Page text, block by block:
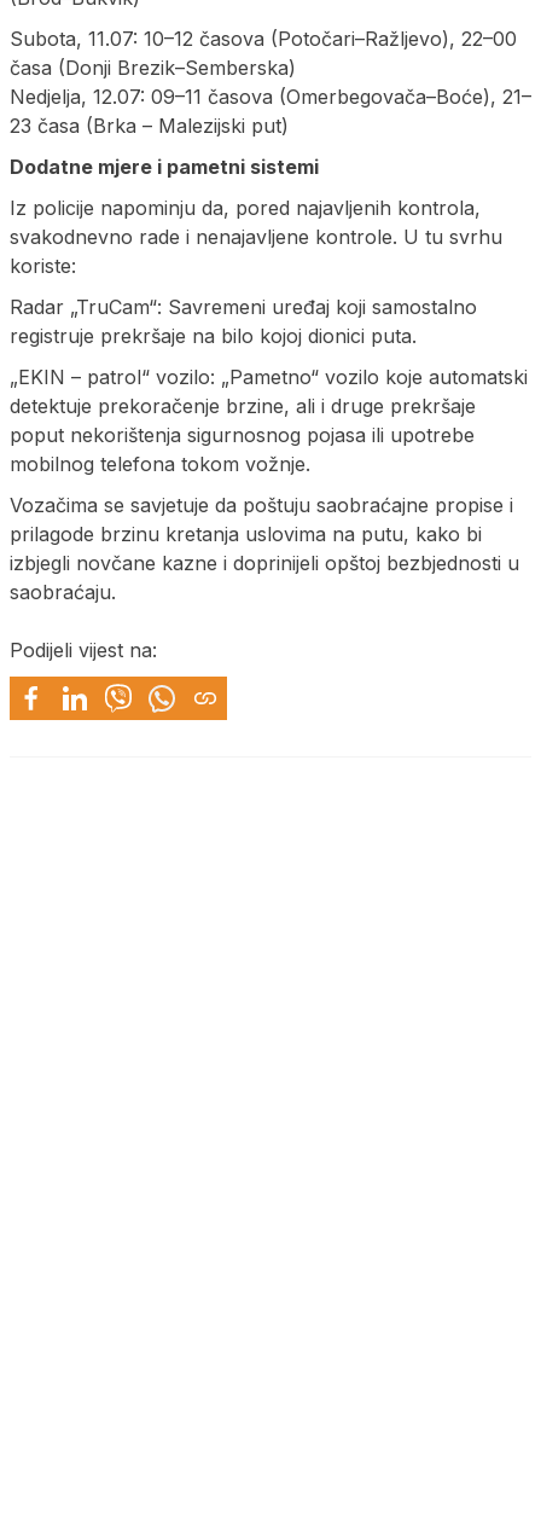
Subota, 11.07: 10–12 časova (Potočari–Ražljevo), 22–00
časa (Donji Brezik–Semberska)
Nedjelja, 12.07: 09–11 časova (Omerbegovača–Boće), 21–
23 časa (Brka – Malezijski put)
Dodatne mjere i pametni sistemi
Iz policije napominju da, pored najavljenih kontrola,
svakodnevno rade i nenajavljene kontrole. U tu svrhu
koriste:
Radar „TruCam“: Savremeni uređaj koji samostalno
registruje prekršaje na bilo kojoj dionici puta.
„EKIN – patrol“ vozilo: „Pametno“ vozilo koje automatski
detektuje prekoračenje brzine, ali i druge prekršaje
poput nekorištenja sigurnosnog pojasa ili upotrebe
mobilnog telefona tokom vožnje.
Vozačima se savjetuje da poštuju saobraćajne propise i
prilagode brzinu kretanja uslovima na putu, kako bi
izbjegli novčane kazne i doprinijeli opštoj bezbjednosti u
saobraćaju.
Podijeli vijest na: